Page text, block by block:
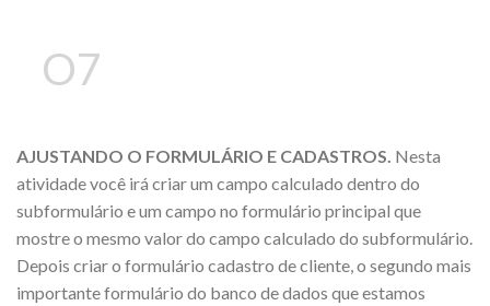
O7
AJUSTANDO O FORMULÁRIO E CADASTROS. Nesta
atividade você irá criar um campo calculado dentro do
subformulário e um campo no formulário principal que
mostre o mesmo valor do campo calculado do subformulário.
Depois criar o formulário cadastro de cliente, o segundo mais
importante formulário do banco de dados que estamos